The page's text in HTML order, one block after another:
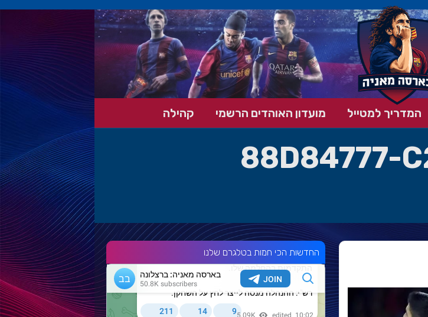
המדריך למטייל מועדון האוהדים הרשמי קהילה
88D84777-
החדשות הכי חמות בטלגרם שלנו